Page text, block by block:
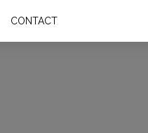
CONTACT